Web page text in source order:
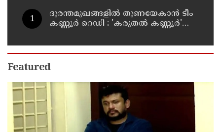
ദുരന്തമുഖങ്ങളിൽ തുണയേകാൻ ടീം
കണ്ണൂർ റെഡി : 'കരുതൽ കണ്ണൂർ'
Featured